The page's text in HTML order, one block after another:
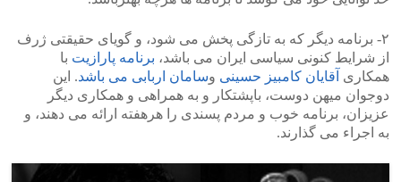
۲- برنامه دیگر که به تازگی پخش می شود، و گویای حقیقتی ژرف
از شرایط کنونی سیاسی ایران می باشد، برنامه پارازیت با
همکاری آقایان کامبیز حسینی وسامان اربابی می باشد. این
دوجوان میهن دوست، باپشتکار و به همراهی و همکاری دیگر
عزیزان، برنامه خوب و مردم پسندی را هرهفته ارائه می دهند، و
به اجراء می گذارند.